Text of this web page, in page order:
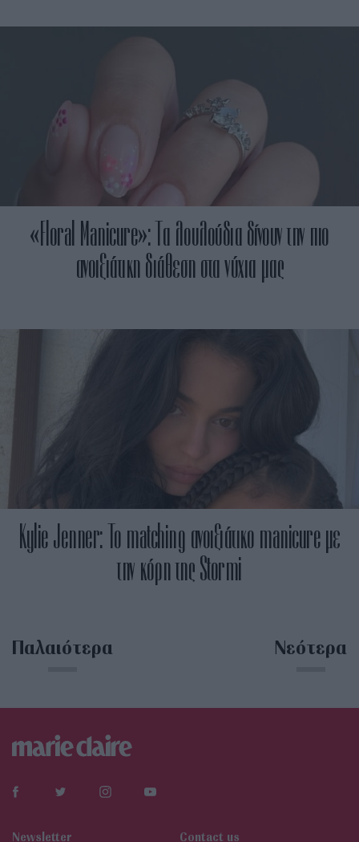
«Floral Manicure»: Τα λουλούδια δίνουν την πιο
ανοιξιάτικη διάθεση στα νύχια μας
Kylie Jenner: Το matching ανοιξιάτικο manicure με
την κόρη της Stormi
Παλαιότερα Νεότερα
Newsletter Contact us